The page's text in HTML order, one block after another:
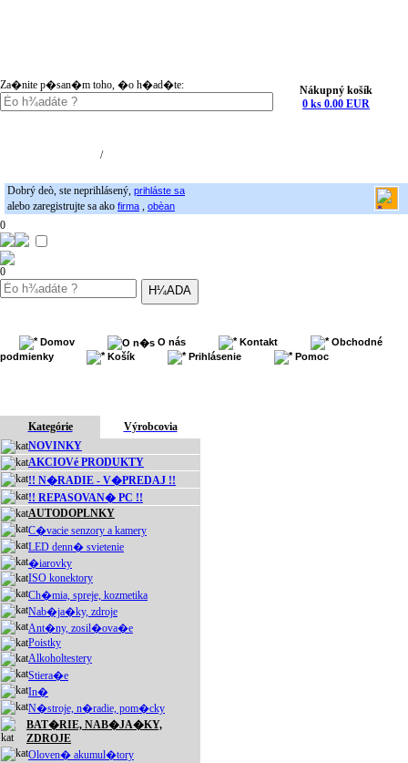
Za�nite p�san�m toho, �o h�ad�te:
Nákupný košík
0 ks 0.00 EUR
/
Dobrý deò, ste neprihlásený, prihláste sa
alebo zaregistrujte sa ako firma , obèan
0
0
Domov O nás Kontakt
Obchodné
podmienky
Košík Prihlásenie Pomoc
Kategórie
Výrobcovia
NOVINKY
AKCIOVé PRODUKTY
!! N�RADIE - V�PREDAJ !!
!! REPASOVAN� PC !!
AUTODOPLNKY
C�vacie senzory a kamery
LED denn� svietenie
�iarovky
ISO konektory
Ch�mia, spreje, kozmetika
Nab�ja�ky, zdroje
Ant�ny, zosil�ova�e
Poistky
Alkoholtestery
Stiera�e
In�
N�stroje, n�radie, pom�cky
BAT�RIE, NAB�JA�KY,
ZDROJE
Oloven� akumul�tory